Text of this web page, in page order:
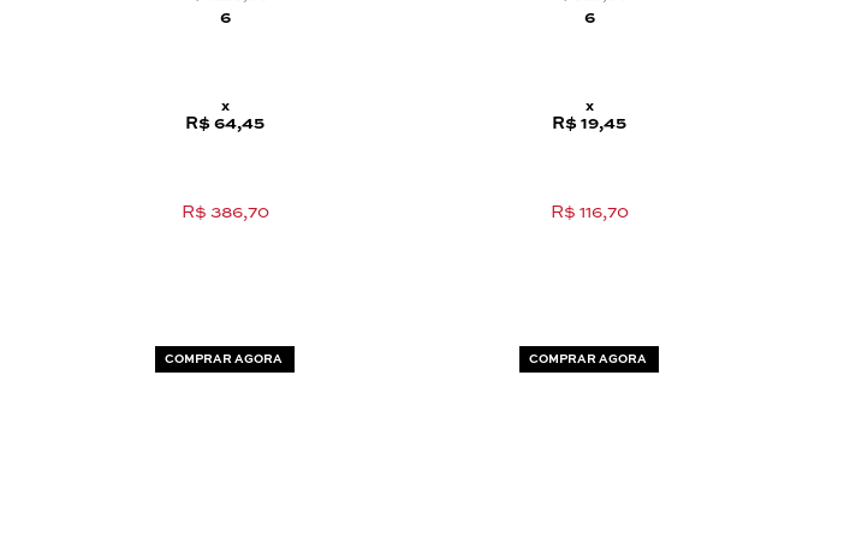
6
x
R$ 64,45
R$ 386,70
COMPRAR AGORA
6
x
R$ 19,45
R$ 116,70
COMPRAR AGORA